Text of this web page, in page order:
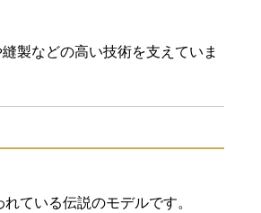
製などの高い技術を支えていま
ている伝説のモデルです。